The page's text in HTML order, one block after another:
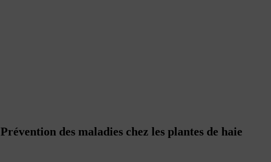
Prévention des maladies chez les plantes de haie